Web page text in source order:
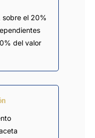
sobre el 20%
del valor